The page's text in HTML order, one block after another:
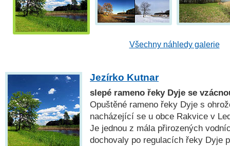
Všechny náhledy galerie
Jezírko Kutnar
slepé rameno řeky Dyje se
Opuštěné rameno řeky Dyje s
nacházející se u obce Rakvice v
Je jednou z mála přirozených
dochovaly po regulacích řeky Dyje